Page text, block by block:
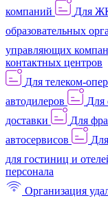
компаний
Для
образовательных
управляющих
контактных центров
Для телеком-
автодилеров
Для
доставки
Для
автосервисов
для гостиниц и
персонала
Организация